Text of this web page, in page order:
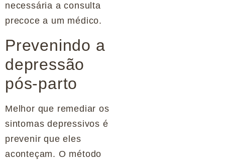
necessária a consulta
precoce a um médico.
Prevenindo a
depressão
pós-parto
Melhor que remediar os
sintomas depressivos é
prevenir que eles
aconteçam. O método